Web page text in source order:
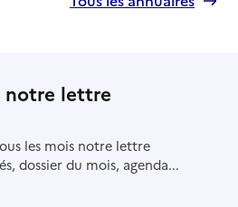
notre lettre
les mois notre lettre
dossier du mois, agenda...